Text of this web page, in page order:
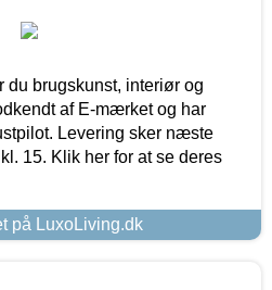
du brugskunst, interiør og
af E-mærket og har
Levering sker næste
15. Klik her for at se deres
på LuxoLiving.dk